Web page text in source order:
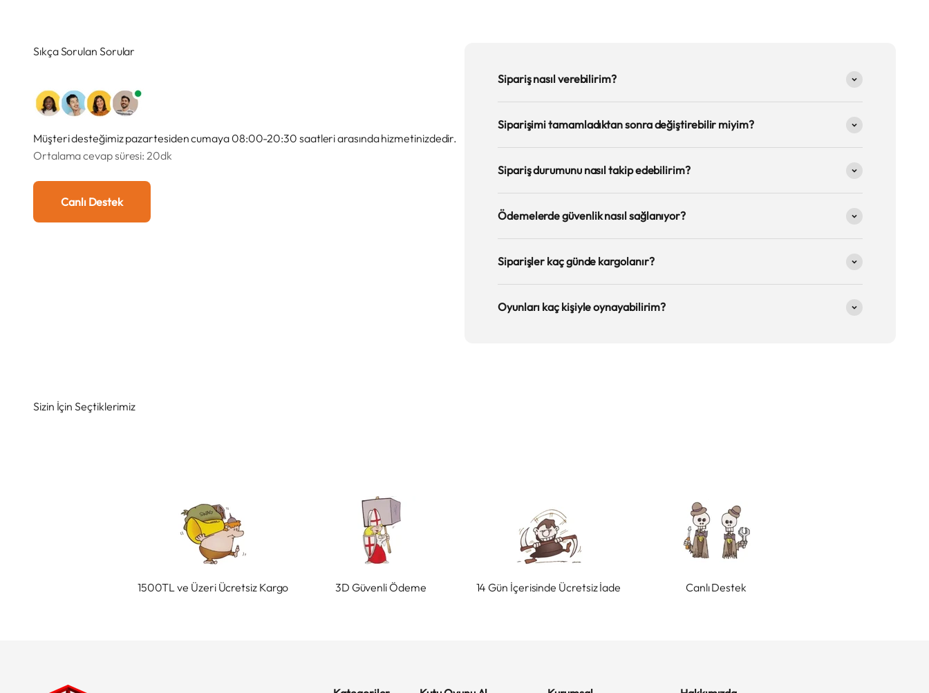
Sıkça Sorulan Sorular
Müşteri desteğimiz pazartesiden cumaya 08:00-20:30 saatleri arasında hizmetinizdedir.
Ortalama cevap süresi: 20dk
Canlı Destek
Sipariş nasıl verebilirim?
Siparişimi tamamladıktan sonra değiştirebilir miyim?
Sipariş durumunu nasıl takip edebilirim?
Ödemelerde güvenlik nasıl sağlanıyor?
Siparişler kaç günde kargolanır?
Oyunları kaç kişiyle oynayabilirim?
1500TL ve Üzeri Ücretsiz Kargo 3D Güvenli Ödeme 14 Gün İçerisinde Ücretsiz İade Canlı Destek